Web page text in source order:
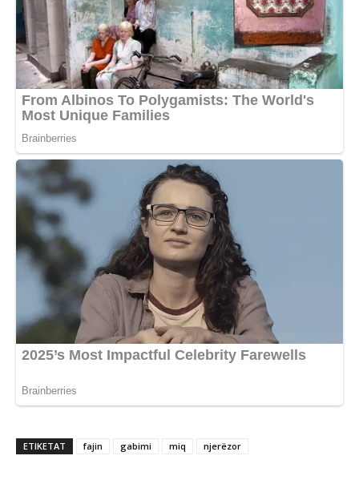
ETIKETAT fajin gabimi miq njerëzor